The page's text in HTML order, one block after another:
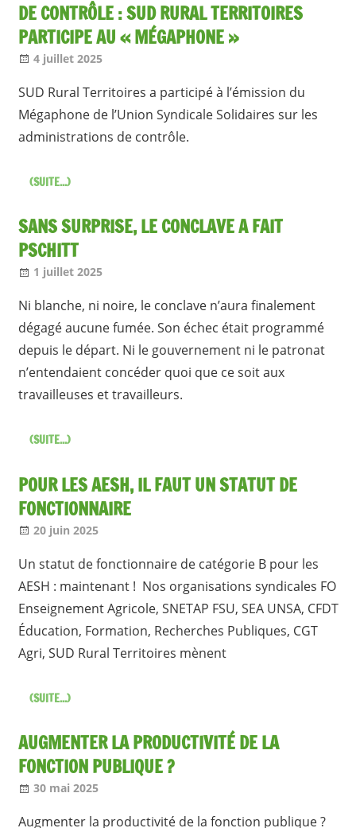
DE CONTRÔLE : SUD RURAL TERRITOIRES
PARTICIPE AU « MÉGAPHONE »
4 juillet 2025
SUD Rural Territoires a participé à l’émission du
Mégaphone de l’Union Syndicale Solidaires sur les
administrations de contrôle.
(SUITE...)
SANS SURPRISE, LE CONCLAVE A FAIT
PSCHITT
1 juillet 2025
Ni blanche, ni noire, le conclave n’aura finalement
dégagé aucune fumée. Son échec était programmé
depuis le départ. Ni le gouvernement ni le patronat
n’entendaient concéder quoi que ce soit aux
travailleuses et travailleurs.
(SUITE...)
POUR LES AESH, IL FAUT UN STATUT DE
FONCTIONNAIRE
20 juin 2025
Un statut de fonctionnaire de catégorie B pour les
AESH : maintenant ! Nos organisations syndicales FO
Enseignement Agricole, SNETAP FSU, SEA UNSA, CFDT
Éducation, Formation, Recherches Publiques, CGT
Agri, SUD Rural Territoires mènent
(SUITE...)
AUGMENTER LA PRODUCTIVITÉ DE LA
FONCTION PUBLIQUE ?
30 mai 2025
Augmenter la productivité de la fonction publique ?